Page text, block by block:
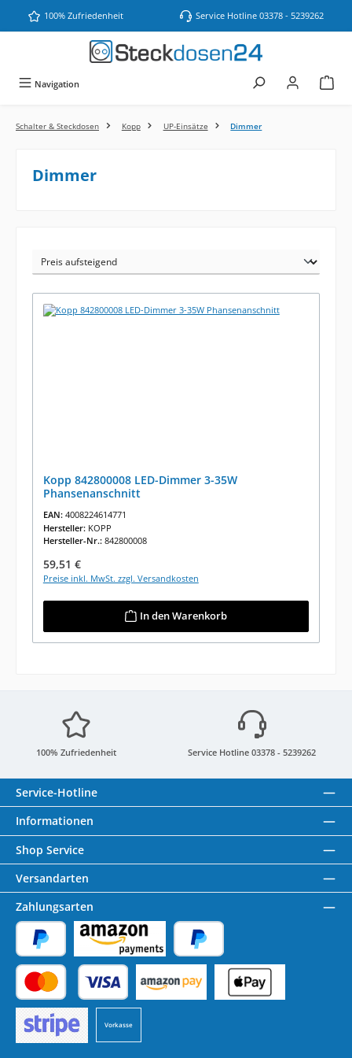
Zum Hauptinhalt springen
100% Zufriedenheit Service Hotline 03378 - 5239262
Navigation
Schalter & Steckdosen Kopp UP-Einsätze Dimmer
Dimmer
Kopp 842800008 LED-Dimmer 3-35W
Phansenanschnitt
EAN: 4008224614771
Hersteller: KOPP
Hersteller-Nr.: 842800008
Regulärer Preis:
59,51 €
Preise inkl. MwSt. zzgl. Versandkosten
In den Warenkorb
100% Zufriedenheit Service Hotline 03378 - 5239262
Service-Hotline
Informationen
Shop Service
Versandarten
Zahlungsarten
PayPal Amazon Pay Später Bezahlen
Kredit- oder Debitkarte
Vorkasse
Benutzerdefiniertes Bild 1